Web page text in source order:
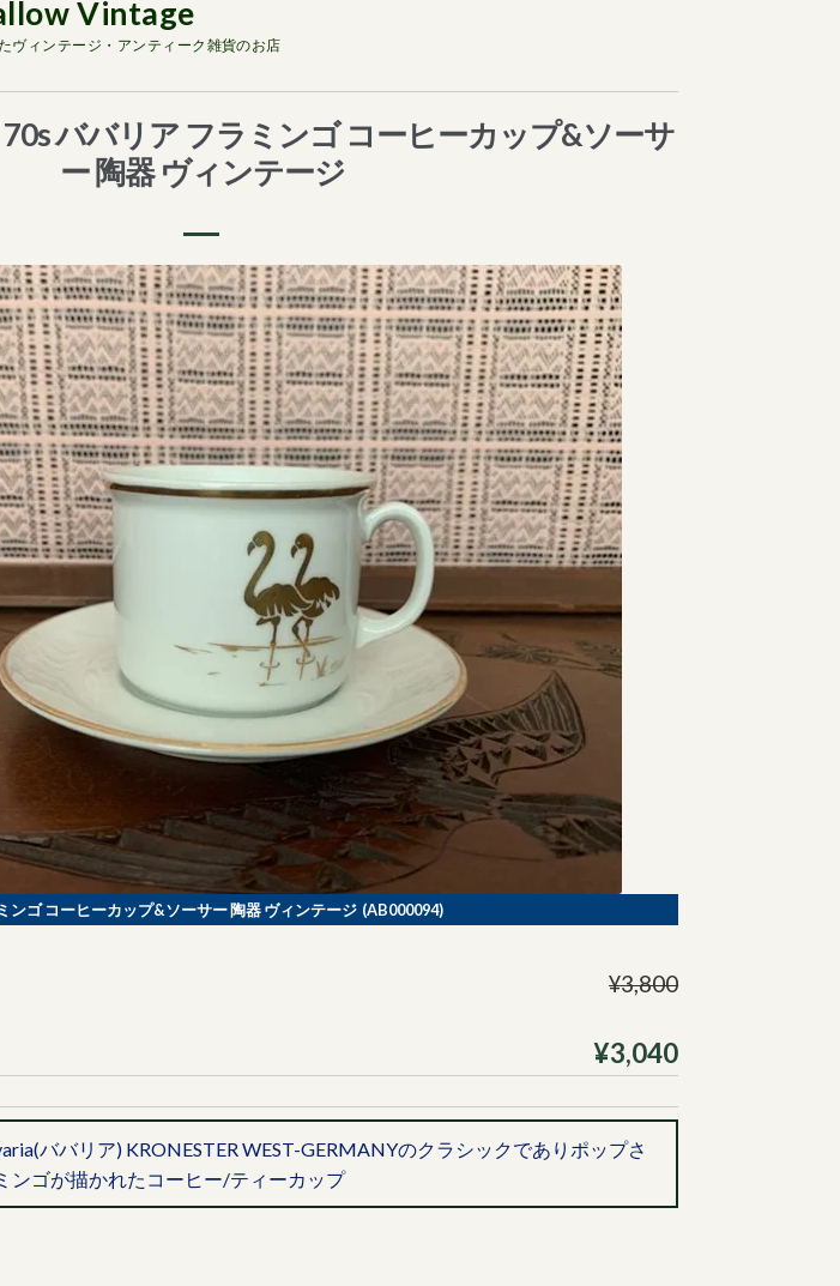
ヴィンテージ・アンティーク雑貨のお店
70s ババリア フラミンゴ コーヒーカップ&ソーサ
ー 陶器 ヴィンテージ
ンゴ コーヒーカップ&ソーサー 陶器 ヴィンテージ (AB000094)
¥3,800
¥3,040
ババリア) KRONESTER WEST-GERMANYのクラシックでありポップさ
ンゴが描かれたコーヒー/ティーカップ